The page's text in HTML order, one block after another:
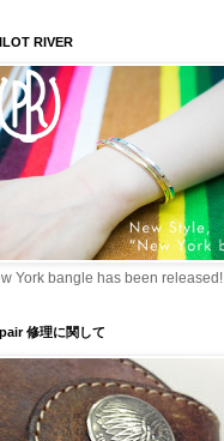
RIVER
York bangle has been released!
修理に関して